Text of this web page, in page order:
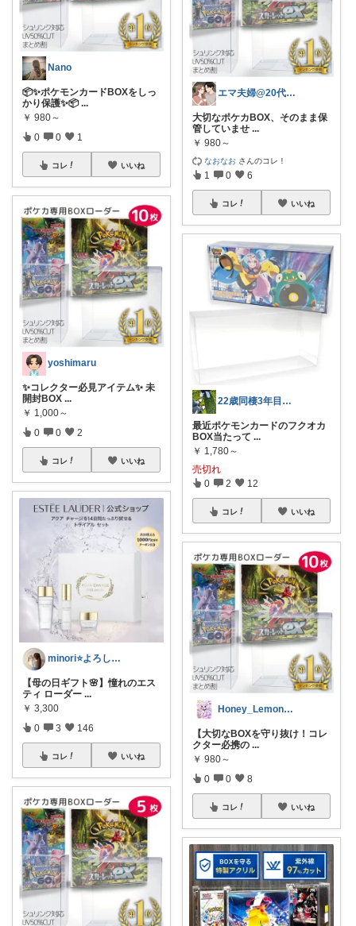
Nano
📦✨ポケモンカードBOXをしっ
かり保護✨📦 ...
￥ 980～
0 0 1
コレ いいね
yoshimaru
✨コレクター必見アイテム✨ 未
開封BOX ...
￥ 1,000～
0 0 2
コレ いいね
minori⭐️よろしくお願いします💕
【母の日ギフト🌸】憧れのエス
ティ ローダー ...
￥ 3,300
0 3 146
コレ いいね
エマ夫婦@20代共働き
大切なポケカBOX、そのまま保
管していませ ...
￥ 980～
なおなお さんのコレ！
1 0 6
コレ いいね
22歳同棲3年目の生活🎵＃相互
最近ポケモンカードのフクオカ
BOX当たって ...
￥ 1,780～
売切れ
0 2 12
コレ いいね
Honey_Lemon_Soda
【大切なBOXを守り抜け！コレ
クター必携の ...
￥ 980～
0 0 8
コレ いいね